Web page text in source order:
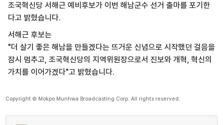
조국혁신당 서해근 예비후보가 이번 해남군수 선거 출마를 포기한
다고 밝혔습니다.
서해근 후보는
"더 살기 좋은 해남을 만들겠다는 뜨거운 신념으로 시작했던 걸음을
잠시 멈추고, 조국혁신당의 지역위원장으로서 진보와 개혁, 혁신의
가치를 이어가겠다"고 밝혔습니다.
Copyright © Mokpo Munhwa Broadcasting Corp. All rights reserved.